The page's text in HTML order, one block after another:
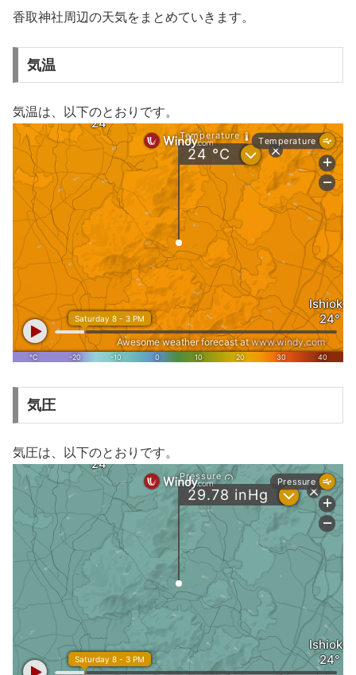
香取神社周辺の天気をまとめていきます。
気温
気温は、以下のとおりです。
気圧
気圧は、以下のとおりです。